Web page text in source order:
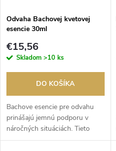
e
p
r
o
d
s
p
r
d
u
Odvaha Bachovej kvetovej
esencie 30ml
€15,56
Skladom >10 ks
DO KOŠÍKA
Bachove esencie pre odvahu
prinášajú jemnú podporu v
náročných situáciách. Tieto
kvetové kvapky vychádzajú z